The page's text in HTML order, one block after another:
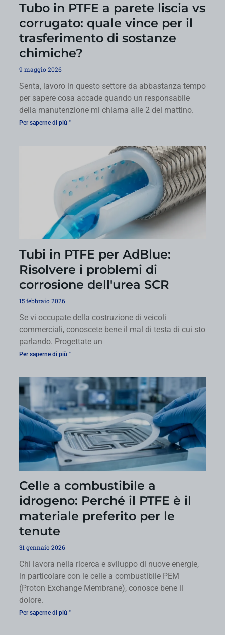
Tubo in PTFE a parete liscia vs
corrugato: quale vince per il
trasferimento di sostanze
chimiche?
9 maggio 2026
Senta, lavoro in questo settore da abbastanza tempo
per sapere cosa accade quando un responsabile
della manutenzione mi chiama alle 2 del mattino.
Per saperne di più "
Tubi in PTFE per AdBlue:
Risolvere i problemi di
corrosione dell'urea SCR
15 febbraio 2026
Se vi occupate della costruzione di veicoli
commerciali, conoscete bene il mal di testa di cui sto
parlando. Progettate un
Per saperne di più "
Celle a combustibile a
idrogeno: Perché il PTFE è il
materiale preferito per le
tenute
31 gennaio 2026
Chi lavora nella ricerca e sviluppo di nuove energie,
in particolare con le celle a combustibile PEM
(Proton Exchange Membrane), conosce bene il
dolore.
Per saperne di più "